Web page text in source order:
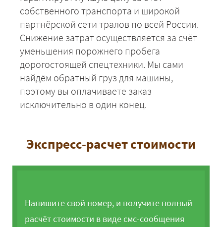
собственного транспорта и широкой
партнёрской сети тралов по всей России.
Снижение затрат осуществляется за счёт
уменьшения порожнего пробега
дорогостоящей спецтехники. Мы сами
найдём обратный груз для машины,
поэтому вы оплачиваете заказ
исключительно в один конец.
Экспресс-расчет стоимости
Напишите свой номер, и получите полный
расчёт стоимости в виде смс-сообщения